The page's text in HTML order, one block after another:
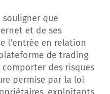
que
et de ses
l'entrée en relation
de trading
des risques
permise par la loi